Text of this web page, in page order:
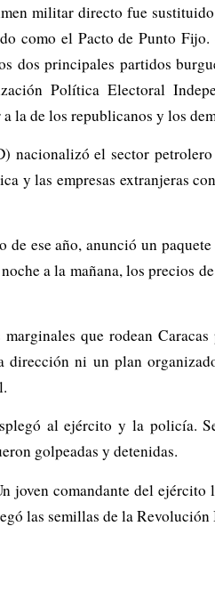
militar directo fue
como el Pacto de Punto
dos principales partidos
Política Electoral
la de los republicanos y los
el sector
y las empresas extranjeras
ese año, anunció un
a la mañana, los precios
que rodean
ni un plan
al ejército y la policía.
golpeadas y detenidas.
comandante del ejército
las semillas de la